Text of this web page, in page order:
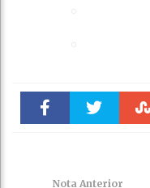
Nota Anterior